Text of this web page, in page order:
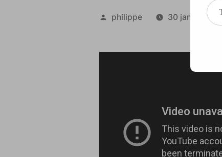
Publié
philippe 30 janvier